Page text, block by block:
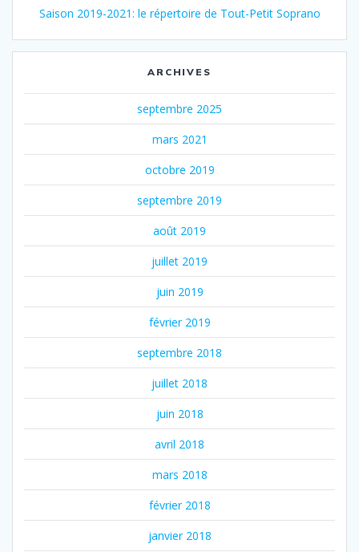
Saison 2019-2021: le répertoire de Tout-Petit Soprano
ARCHIVES
septembre 2025
mars 2021
octobre 2019
septembre 2019
août 2019
juillet 2019
juin 2019
février 2019
septembre 2018
juillet 2018
juin 2018
avril 2018
mars 2018
février 2018
janvier 2018